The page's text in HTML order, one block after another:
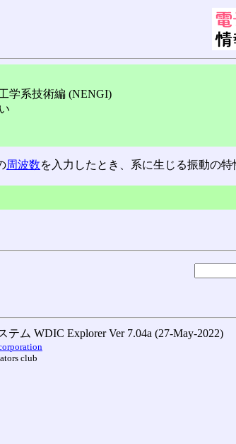
学系技術編 (NENGI)
周波数を入力したとき、系に生じる振動の特
ム WDIC Explorer Ver 7.04a (27-May-2022)
club